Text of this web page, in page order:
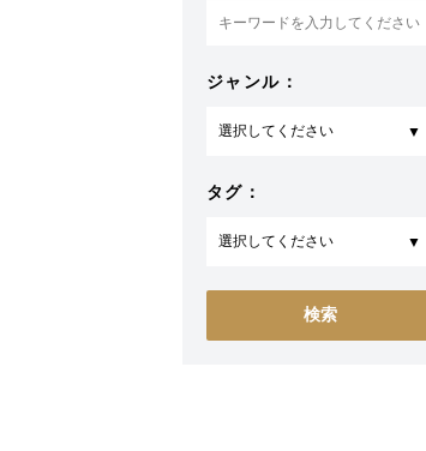
ジャンル：
タグ：